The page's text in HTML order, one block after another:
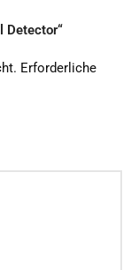
Detector“
Erforderliche